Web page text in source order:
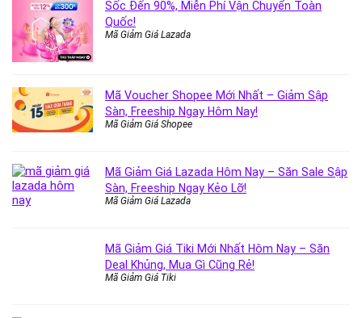
Sốc Đến 90%, Miễn Phí Vận Chuyển Toàn
Quốc!
Mã Giảm Giá Lazada
Mã Voucher Shopee Mới Nhất – Giảm Sập
Sàn, Freeship Ngay Hôm Nay!
Mã Giảm Giá Shopee
Mã Giảm Giá Lazada Hôm Nay – Săn Sale Sập
Sàn, Freeship Ngay Kẻo Lỡ!
Mã Giảm Giá Lazada
Mã Giảm Giá Tiki Mới Nhất Hôm Nay – Săn
Deal Khủng, Mua Gì Cũng Rẻ!
Mã Giảm Giá Tiki